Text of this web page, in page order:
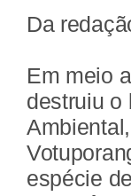
Da
Em meio
destruiu o
espécie